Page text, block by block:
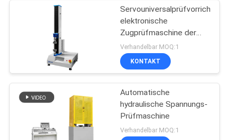
elektronische
Zugprüfmaschine der
Software-TM2101
Verhandelbar MOQ:1
KONTAKT
Automatische
hydraulische Spannungs-
Prüfmaschine
Verhandelbar MOQ:1